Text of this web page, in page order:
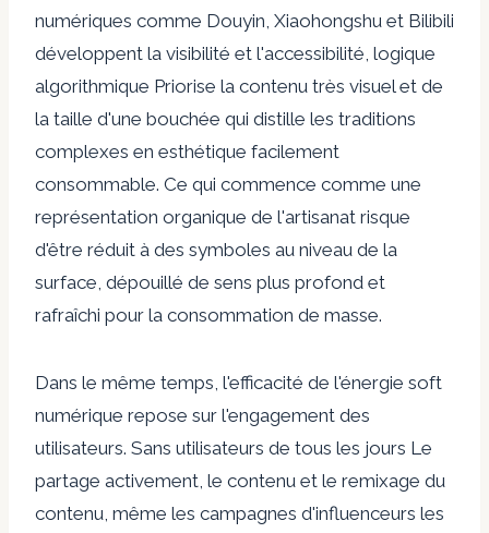
numériques comme Douyin, Xiaohongshu et Bilibili
développent la visibilité et l'accessibilité, logique
algorithmique Priorise la contenu très visuel et de
la taille d'une bouchée qui distille les traditions
complexes en esthétique facilement
consommable. Ce qui commence comme une
représentation organique de l'artisanat risque
d'être réduit à des symboles au niveau de la
surface, dépouillé de sens plus profond et
rafraîchi pour la consommation de masse.
Dans le même temps, l'efficacité de l'énergie soft
numérique repose sur l'engagement des
utilisateurs. Sans utilisateurs de tous les jours Le
partage activement, le contenu et le remixage du
contenu, même les campagnes d'influenceurs les